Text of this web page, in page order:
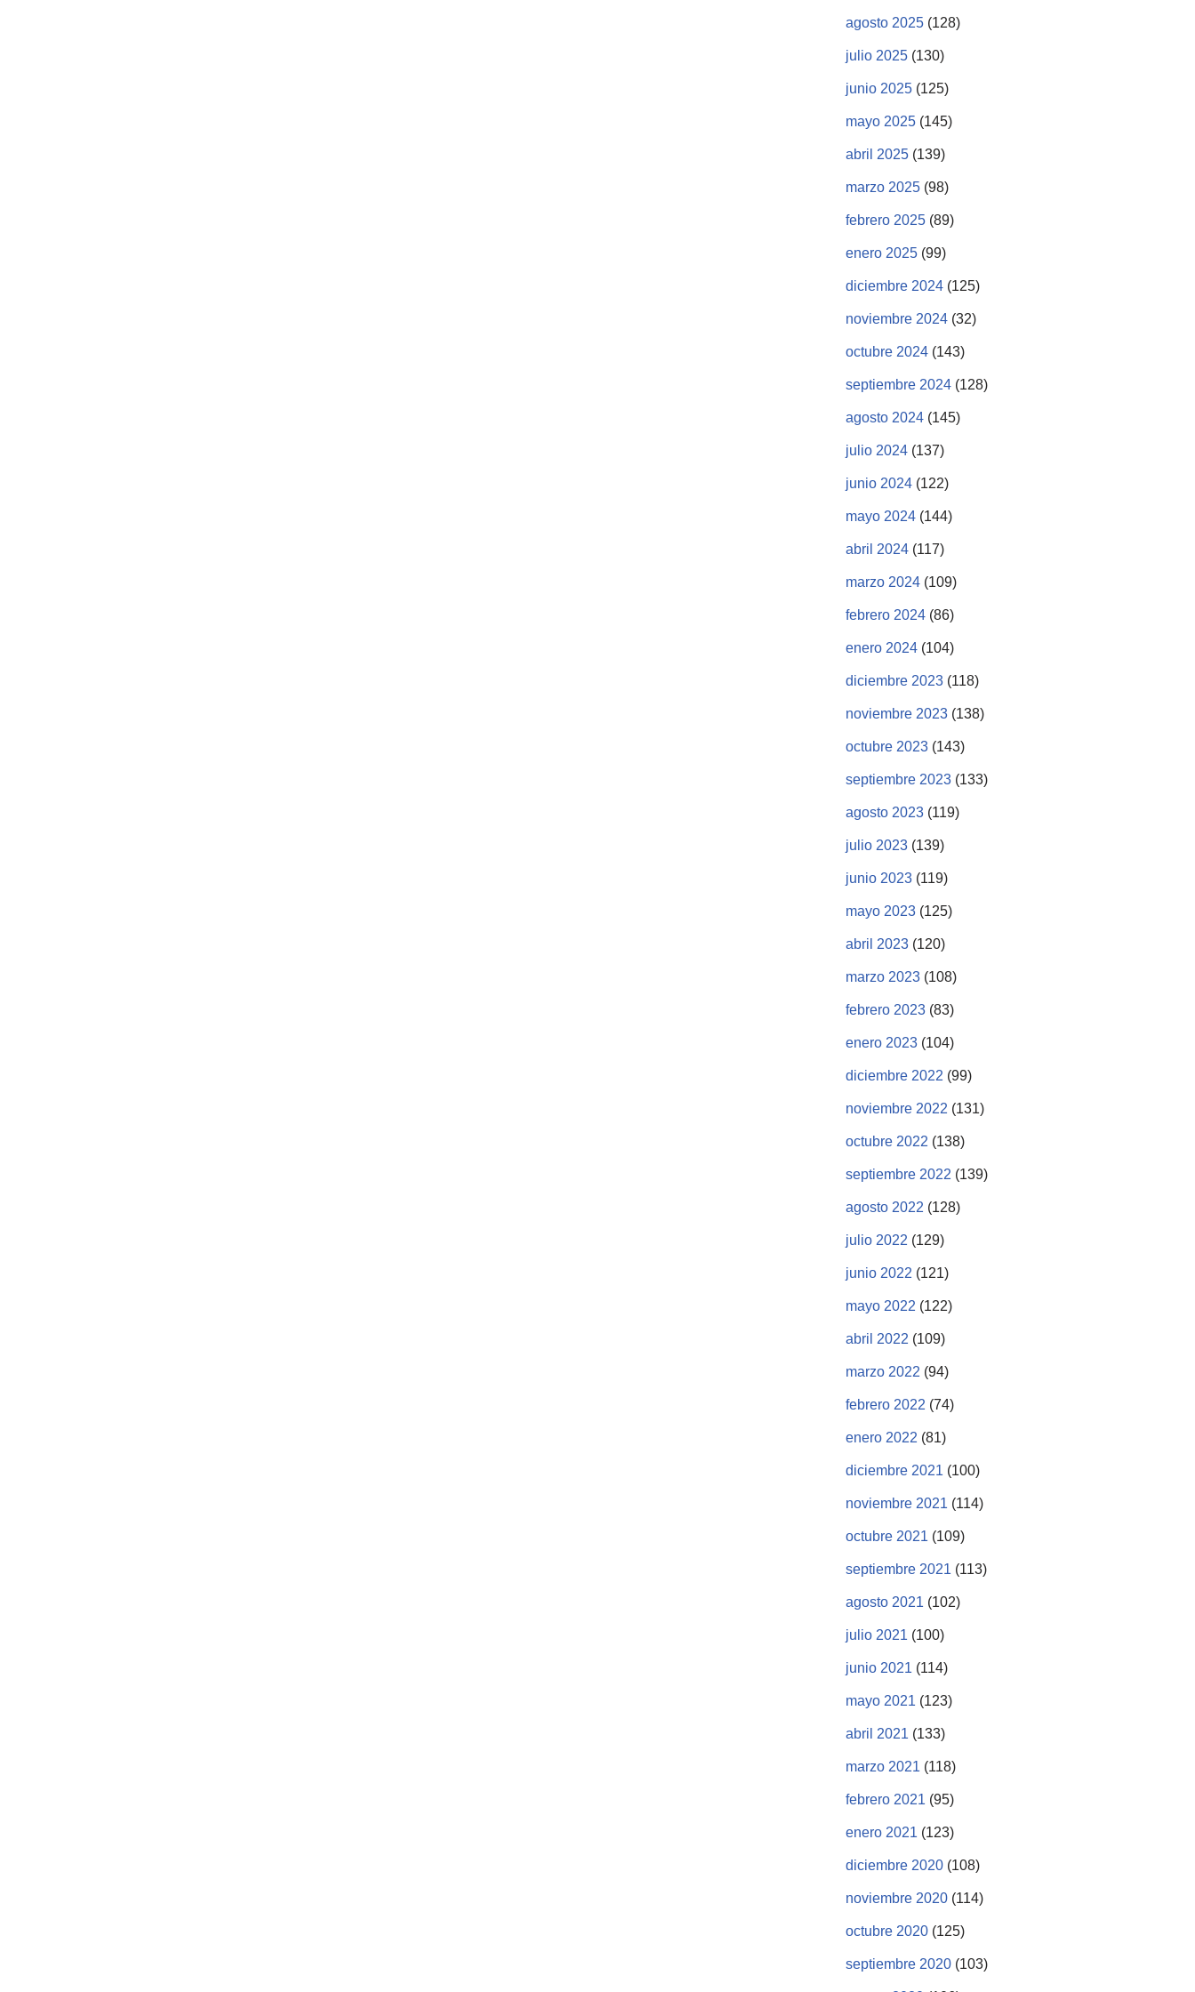
agosto 2025 (128)
julio 2025 (130)
junio 2025 (125)
mayo 2025 (145)
abril 2025 (139)
marzo 2025 (98)
febrero 2025 (89)
enero 2025 (99)
diciembre 2024 (125)
noviembre 2024 (32)
octubre 2024 (143)
septiembre 2024 (128)
agosto 2024 (145)
julio 2024 (137)
junio 2024 (122)
mayo 2024 (144)
abril 2024 (117)
marzo 2024 (109)
febrero 2024 (86)
enero 2024 (104)
diciembre 2023 (118)
noviembre 2023 (138)
octubre 2023 (143)
septiembre 2023 (133)
agosto 2023 (119)
julio 2023 (139)
junio 2023 (119)
mayo 2023 (125)
abril 2023 (120)
marzo 2023 (108)
febrero 2023 (83)
enero 2023 (104)
diciembre 2022 (99)
noviembre 2022 (131)
octubre 2022 (138)
septiembre 2022 (139)
agosto 2022 (128)
julio 2022 (129)
junio 2022 (121)
mayo 2022 (122)
abril 2022 (109)
marzo 2022 (94)
febrero 2022 (74)
enero 2022 (81)
diciembre 2021 (100)
noviembre 2021 (114)
octubre 2021 (109)
septiembre 2021 (113)
agosto 2021 (102)
julio 2021 (100)
junio 2021 (114)
mayo 2021 (123)
abril 2021 (133)
marzo 2021 (118)
febrero 2021 (95)
enero 2021 (123)
diciembre 2020 (108)
noviembre 2020 (114)
octubre 2020 (125)
septiembre 2020 (103)